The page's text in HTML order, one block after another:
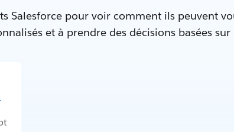
Salesforce pour voir comment ils peuvent
et à prendre des décisions basées sur